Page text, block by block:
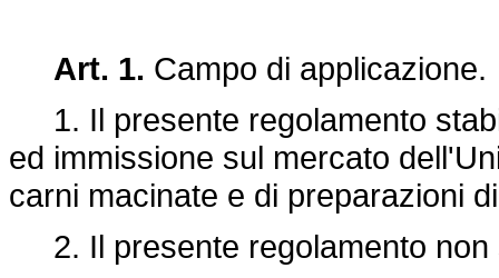
Art. 1. Campo di applicazione.
1. Il presente regolamento
ed immissione sul mercato
carni macinate e di preparazioni
2. Il presente regolamento non